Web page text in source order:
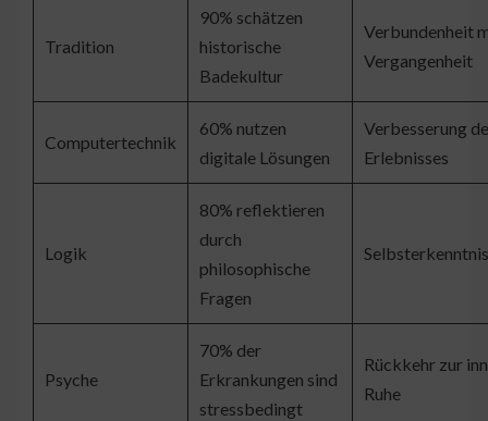
Tradition
90% schätzen
historische
Badekultur
Verbundenheit
Vergangenheit
Computertechnik
60% nutzen
digitale Lösungen
Verbesserung
Erlebnisses
Logik
80% reflektieren
durch
philosophische
Fragen
Selbsterkenntnis
Psyche
70% der
Erkrankungen sind
stressbedingt
Rückkehr zur
Ruhe